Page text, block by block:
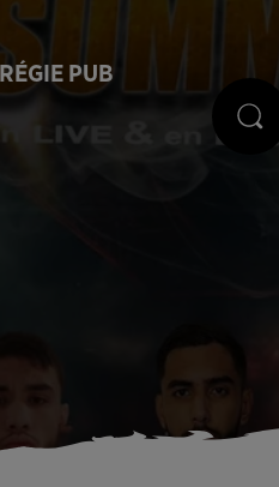
RÉGIE PUB